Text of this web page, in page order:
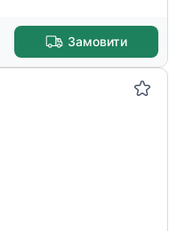
Замовити